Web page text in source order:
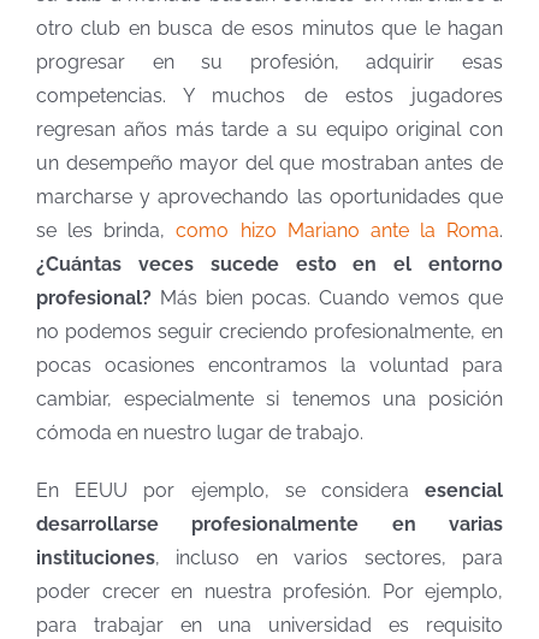
otro club en busca de esos minutos que le hagan
progresar en su profesión, adquirir esas
competencias. Y muchos de estos jugadores
regresan años más tarde a su equipo original con
un desempeño mayor del que mostraban antes de
marcharse y aprovechando las oportunidades que
se les brinda,como hizo Mariano ante la Roma.
¿Cuántas veces sucede esto en el entorno
profesional? Más bien pocas. Cuando vemos que
no podemos seguir creciendo profesionalmente, en
pocas ocasiones encontramos la voluntad para
cambiar, especialmente si tenemos una posición
cómoda en nuestro lugar de trabajo.
En EEUU por ejemplo, se considera esencial
desarrollarse profesionalmente en varias
instituciones, incluso en varios sectores, para
poder crecer en nuestra profesión. Por ejemplo,
para trabajar en una universidad es requisito